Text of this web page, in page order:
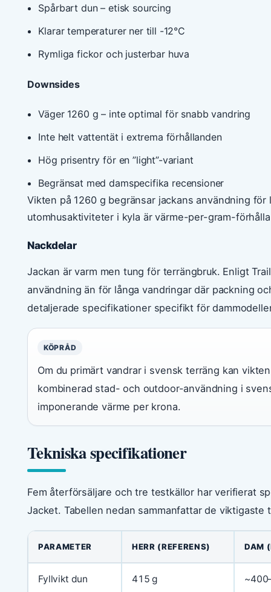
Spårbart dun – etisk sourcing
Klarar temperaturer ner till -12°C
Rymliga fickor och justerbar huva
Downsides
Väger 1260 g – inte optimal för snabb vandring
Inte helt vattentät i extrema förhållanden
Hög prisentry för en ”light”-variant
Begränsat med damspecifika recensioner
Vikten på 1260 g begränsar jackans användning
utomhusaktiviteter i kyla är värme-per-gram-
Nackdelar
Jackan är varm men tung för terrängbruk. Enligt
användning än för långa vandringar där packning
detaljerade specifikationer specifikt för
KÖPRÅD
Om du primärt vandrar i svensk terräng kan
kombinerad stad- och outdoor-användning i
imponerande värme per krona.
Tekniska specifikationer
Fem återförsäljare och tre testkällor har verifierat
Jacket. Tabellen nedan sammanfattar de viktigaste
PARAMETER HERR (REFERENS) DAM
Fyllvikt dun 415 g